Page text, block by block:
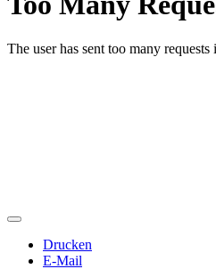
Drucken
E-Mail